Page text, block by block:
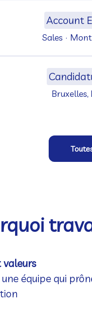
Account
Sales ·
Bruxelles,
valeurs
une équipe qui